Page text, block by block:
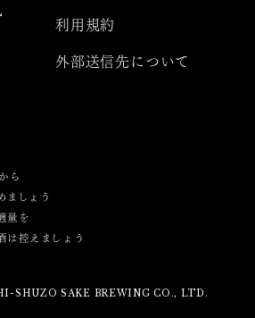
利用規約
外部送信先について
ら
ましょう
量を
は控えましょう
SHUZO SAKE BREWING CO., LTD.